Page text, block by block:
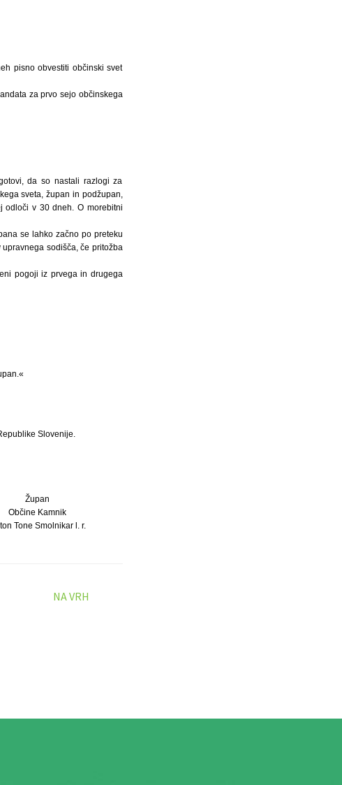
pisno obvestiti občinski svet
za prvo sejo občinskega
da so nastali razlogi za
sveta, župan in podžupan,
odloči v 30 dneh. O morebitni
se lahko začno po preteku
sodišča, če pritožba
pogoji iz prvega in drugega
Slovenije.
Župan
Občine Kamnik
Tone Smolnikar l. r.
NA VRH